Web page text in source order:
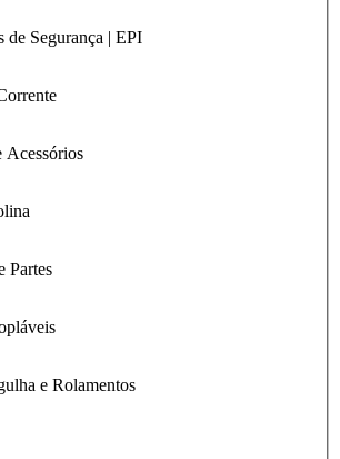
de Segurança | EPI
Acessórios
Partes
e Rolamentos